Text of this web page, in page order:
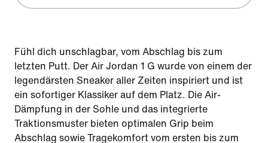
Fühl dich unschlagbar, vom Abschlag bis zum
letzten Putt. Der Air Jordan 1 G wurde von einem der
legendärsten Sneaker aller Zeiten inspiriert und ist
ein sofortiger Klassiker auf dem Platz. Die Air-
Dämpfung in der Sohle und das integrierte
Traktionsmuster bieten optimalen Grip beim
Abschlag sowie Tragekomfort vom ersten bis zum